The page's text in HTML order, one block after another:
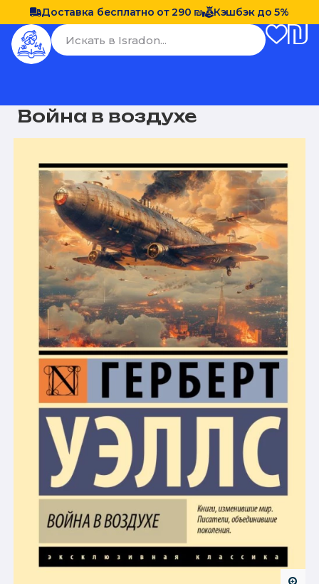
Доставка бесплатно от 290 ₪ Кэшбэк до 5%
Война в воздухе